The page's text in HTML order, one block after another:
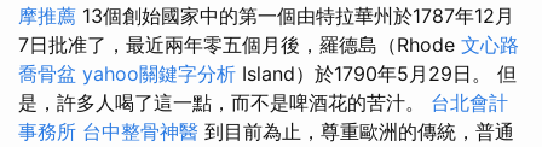
摩推薦 13個創始國家中的第一個由特拉華州於1787年12月
7日批准了，最近兩年零五個月後，羅德島（Rhode 文心路
喬骨盆 yahoo關鍵字分析 Island）於1790年5月29日。 但
是，許多人喝了這一點，而不是啤酒花的苦汁。 台北會計
事務所 台中整骨神醫 到目前為止，尊重歐洲的傳統，普通